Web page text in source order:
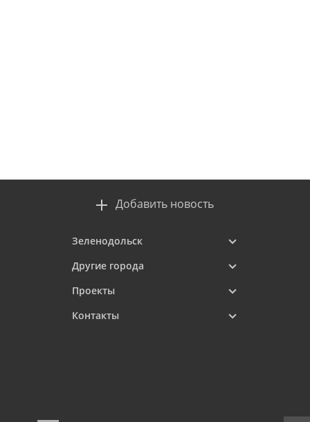
Добавить новость
Зеленодольск
Другие города
Проекты
Контакты